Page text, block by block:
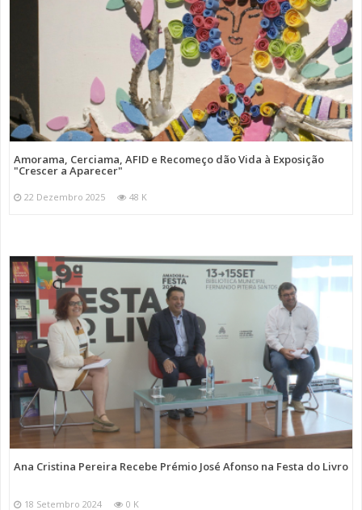
Amorama, Cerciama, AFID e Recomeço dão Vida à Exposição
"Crescer a Aparecer"
22 Dezembro 2025 48 K
Ana Cristina Pereira Recebe Prémio José Afonso na Festa do Livro
18 Setembro 2024 0 K